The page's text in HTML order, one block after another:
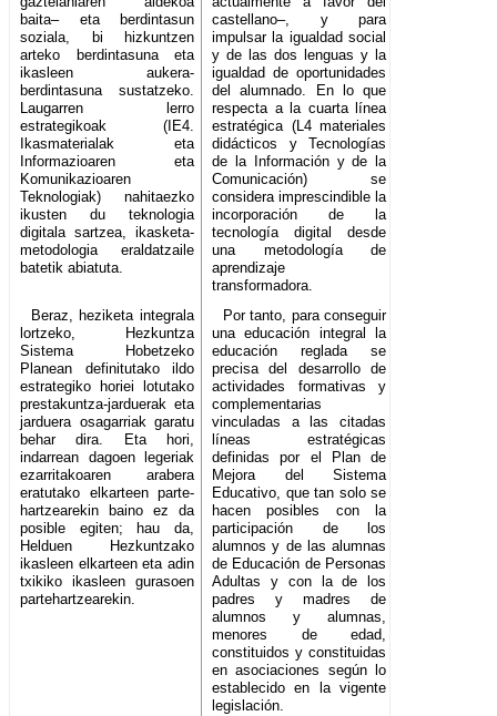
baita– eta berdintasun
soziala, bi hizkuntzen
arteko berdintasuna eta
ikasleen aukera-
berdintasuna sustatzeko.
Laugarren lerro
estrategikoak (IE4.
Ikasmaterialak eta
Informazioaren eta
Komunikazioaren
Teknologiak) nahitaezko
ikusten du teknologia
digitala sartzea, ikasketa-
metodologia eraldatzaile
batetik abiatuta.
castellano–, y para
impulsar la igualdad social
y de las dos lenguas y la
igualdad de oportunidades
del alumnado. En lo que
respecta a la cuarta línea
estratégica (L4 materiales
didácticos y Tecnologías
de la Información y de la
Comunicación) se
considera imprescindible la
incorporación de la
tecnología digital desde
una metodología de
aprendizaje
transformadora.
Beraz, heziketa integrala
lortzeko, Hezkuntza
Sistema Hobetzeko
Planean definitutako ildo
estrategiko horiei lotutako
prestakuntza-jarduerak eta
jarduera osagarriak garatu
behar dira. Eta hori,
indarrean dagoen legeriak
ezarritakoaren arabera
eratutako elkarteen parte-
hartzearekin baino ez da
posible egiten; hau da,
Helduen Hezkuntzako
ikasleen elkarteen eta adin
txikiko ikasleen gurasoen
partehartzearekin.
Por tanto, para conseguir
una educación integral la
educación reglada se
precisa del desarrollo de
actividades formativas y
complementarias
vinculadas a las citadas
líneas estratégicas
definidas por el Plan de
Mejora del Sistema
Educativo, que tan solo se
hacen posibles con la
participación de los
alumnos y de las alumnas
de Educación de Personas
Adultas y con la de los
padres y madres de
alumnos y alumnas,
menores de edad,
constituidos y constituidas
en asociaciones según lo
establecido en la vigente
legislación.